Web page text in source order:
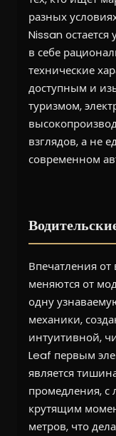
разных
Nissan
в себе
технические
доступным и
туризмом,
взглядов, а не
современном
Впечатления
меняются от
одну
механики,
интуитивной,
Leaf первым
является
промедления, с
крутящим
метров, что